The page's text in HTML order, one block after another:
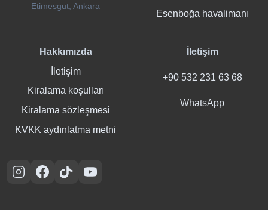
Etimesgut, Ankara
Esenboğa havalimanı
Hakkımızda
İletişim
Kiralama koşulları
Kiralama sözleşmesi
KVKK aydınlatma metni
İletişim
+90 532 231 63 68
WhatsApp
InstagramFacebookTikTokYouTube